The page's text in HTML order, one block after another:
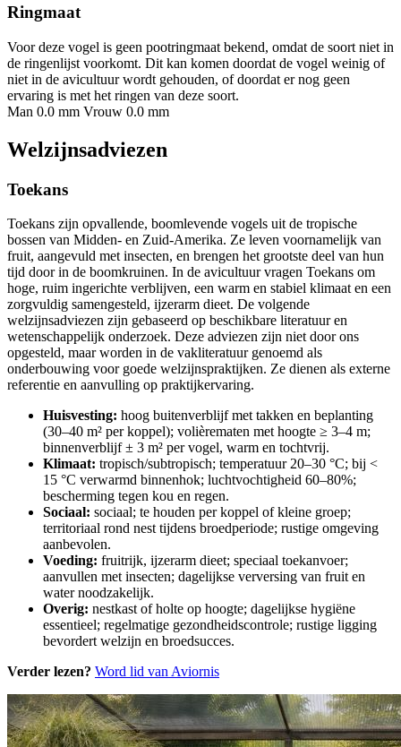
Ringmaat
Voor deze vogel is geen pootringmaat bekend, omdat de soort niet in
de ringenlijst voorkomt. Dit kan komen doordat de vogel weinig of
niet in de avicultuur wordt gehouden, of doordat er nog geen
ervaring is met het ringen van deze soort.
Man 0.0 mm Vrouw 0.0 mm
Welzijnsadviezen
Toekans
Toekans zijn opvallende, boomlevende vogels uit de tropische
bossen van Midden- en Zuid-Amerika. Ze leven voornamelijk van
fruit, aangevuld met insecten, en brengen het grootste deel van hun
tijd door in de boomkruinen. In de avicultuur vragen Toekans om
hoge, ruim ingerichte verblijven, een warm en stabiel klimaat en een
zorgvuldig samengesteld, ijzerarm dieet. De volgende
welzijnsadviezen zijn gebaseerd op beschikbare literatuur en
wetenschappelijk onderzoek. Deze adviezen zijn niet door ons
opgesteld, maar worden in de vakliteratuur genoemd als
onderbouwing voor goede welzijnspraktijken. Ze dienen als externe
referentie en aanvulling op praktijkervaring.
Huisvesting: hoog buitenverblijf met takken en beplanting
(30–40 m² per koppel); volièrematen met hoogte ≥ 3–4 m;
binnenverblijf ± 3 m² per vogel, warm en tochtvrij.
Klimaat: tropisch/subtropisch; temperatuur 20–30 °C; bij <
15 °C verwarmd binnenhok; luchtvochtigheid 60–80%;
bescherming tegen kou en regen.
Sociaal: sociaal; te houden per koppel of kleine groep;
territoriaal rond nest tijdens broedperiode; rustige omgeving
aanbevolen.
Voeding: fruitrijk, ijzerarm dieet; speciaal toekanvoer;
aanvullen met insecten; dagelijkse verversing van fruit en
water noodzakelijk.
Overig: nestkast of holte op hoogte; dagelijkse hygiëne
essentieel; regelmatige gezondheidscontrole; rustige ligging
bevordert welzijn en broedsucces.
Verder lezen? Word lid van Aviornis